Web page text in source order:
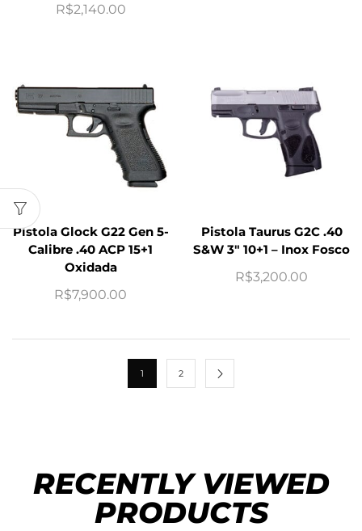
R$2,140.00
Pistola Glock G22 Gen 5-
Calibre .40 ACP 15+1
Oxidada
R$7,900.00
Pistola Taurus G2C .40
S&W 3″ 10+1 – Inox Fosco
R$3,200.00
1 2
RECENTLY VIEWED
PRODUCTS